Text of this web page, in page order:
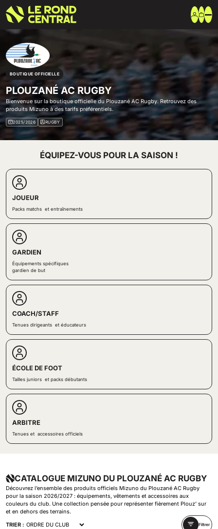
Vêtements
Vêtement extérieur
Haut de survêtement
Bas de survêtement
T-shirt & Polo
Shorts & Chaussettes
Vêtements techniques
Equipements
Sac & Bagagerie
Ballons
Accessoires entrainement
Uhlsport
Arena
Créer une boutique club
Boutiques clubs
Blog
BOUTIQUE OFFICIELLE
PLOUZANÉ AC RUGBY
Bienvenue sur la boutique officielle du Plouzané AC Rugby. Retrouvez des
produits Mizuno à des tarifs préférentiels.
2025/2026 RUGBY
ÉQUIPEZ-VOUS POUR LA SAISON !
JOUEUR
Packs matchs et entraînements
GARDIEN
Équipements spécifiques
gardien de but
COACH/STAFF
Tenues dirigeants et éducateurs
ÉCOLE DE FOOT
Tailles juniors et packs débutants
ARBITRE
Tenues et accessoires officiels
CATALOGUE MIZUNO DU PLOUZANÉ AC RUGBY
Découvrez l’ensemble des produits officiels Mizuno du Plouzané AC Rugby
pour la saison 2026/2027 : équipements, vêtements et accessoires aux
couleurs du club. Une collection pensée pour représenter fièrement Plouz’ sur
et en dehors des terrains.
TRIER :
Filtrer